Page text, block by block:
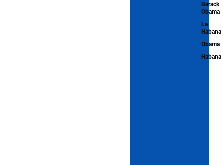
Barack
Obama
La
Habana
Obama
Habana